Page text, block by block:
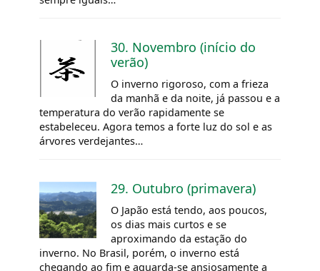
30. Novembro (início do
verão)
O inverno rigoroso, com a frieza
da manhã e da noite, já passou e a
temperatura do verão rapidamente se
estabeleceu. Agora temos a forte luz do sol e as
árvores verdejantes…
29. Outubro (primavera)
O Japão está tendo, aos poucos,
os dias mais curtos e se
aproximando da estação do
inverno. No Brasil, porém, o inverno está
chegando ao fim e aguarda-se ansiosamente a